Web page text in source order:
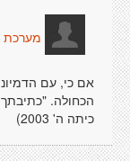
מערכת
אם כי, עם
הכחולה.
כיתה ה' 2003)